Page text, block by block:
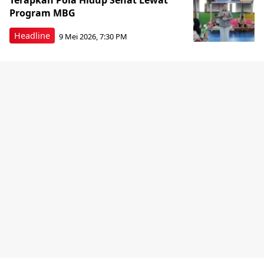
Headline
Program MBG
9 Mei 2026, 7:30 PM